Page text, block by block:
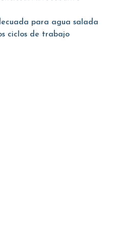
para agua salada
ciclos de trabajo